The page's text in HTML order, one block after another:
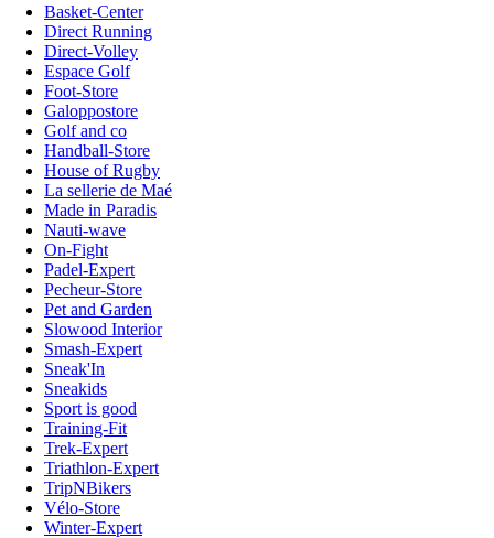
Basket-Center
Direct Running
Direct-Volley
Espace Golf
Foot-Store
Galoppostore
Golf and co
Handball-Store
House of Rugby
La sellerie de Maé
Made in Paradis
Nauti-wave
On-Fight
Padel-Expert
Pecheur-Store
Pet and Garden
Slowood Interior
Smash-Expert
Sneak'In
Sneakids
Sport is good
Training-Fit
Trek-Expert
Triathlon-Expert
TripNBikers
Vélo-Store
Winter-Expert